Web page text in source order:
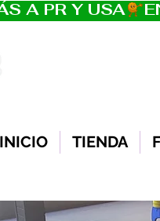
A PR Y USA
INICIO TIENDA